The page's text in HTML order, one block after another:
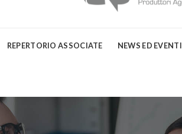
REPERTORIO ASSOCIATE NEWS ED EVENTI